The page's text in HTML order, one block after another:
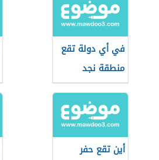
في أي دولة تقع
منطقة نجد
أين تقع حفر